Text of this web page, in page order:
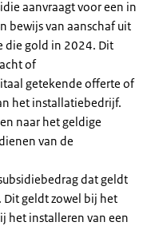
aanvraagt voor een in
bewijs van aanschaf uit
die gold in 2024. Dit
of
getekende offerte of
het installatiebedrijf.
naar het geldige
van de
dat geldt
geldt zowel bij het
het installeren van een